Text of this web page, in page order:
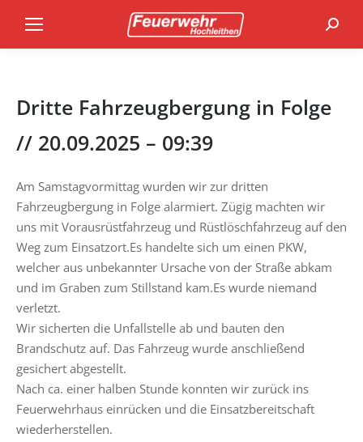
Dritte Fahrzeugbergung in Folge
// 20.09.2025 – 09:39
Am Samstagvormittag wurden wir zur dritten
Fahrzeugbergung in Folge alarmiert. Zügig machten wir
uns mit Vorausrüstfahrzeug und Rüstlöschfahrzeug auf den
Weg zum Einsatzort.Es handelte sich um einen PKW,
welcher aus unbekannter Ursache von der Straße abkam
und im Graben zum Stillstand kam.Es wurde niemand
verletzt.
Wir sicherten die Unfallstelle ab und bauten den
Brandschutz auf. Das Fahrzeug wurde anschließend
gesichert abgestellt.
Nach ca. einer halben Stunde konnten wir zurück ins
Feuerwehrhaus einrücken und die Einsatzbereitschaft
wiederherstellen.